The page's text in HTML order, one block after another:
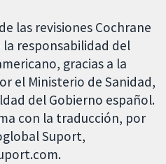
las revisiones Cochrane
la responsabilidad del
gracias a la
el Ministerio de Sanidad,
del Gobierno español.
con la traducción, por
Suport,